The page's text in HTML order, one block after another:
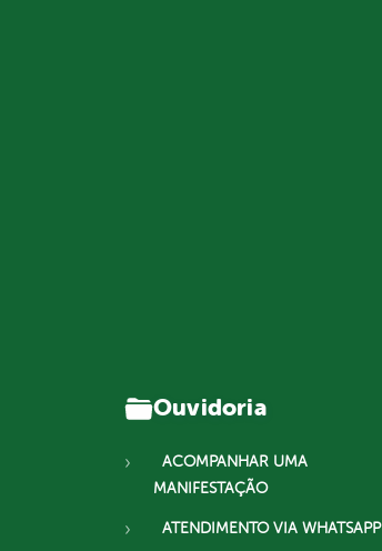
Ouvidoria
ACOMPANHAR UMA
MANIFESTAÇÃO
ATENDIMENTO VIA WHATSAPP